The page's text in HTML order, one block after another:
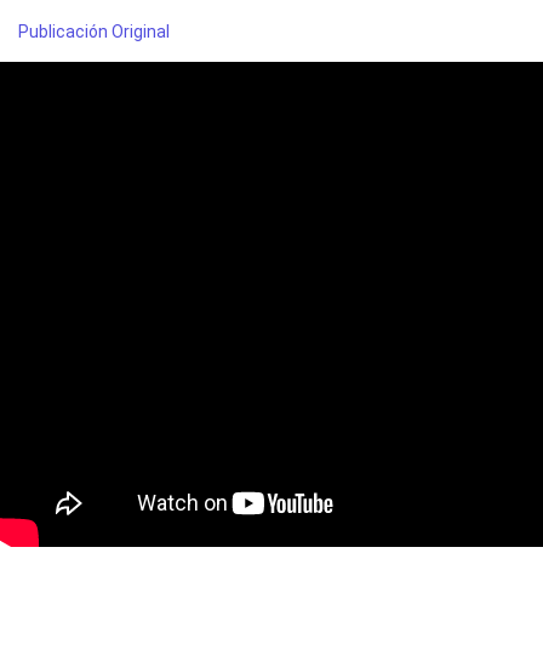
Publicación Original